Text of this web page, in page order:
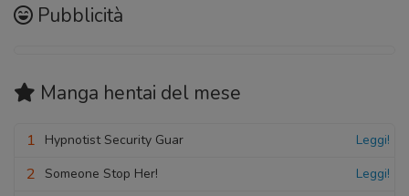
Pubblicità
Manga hentai del mese
1 Hypnotist Security Guar Leggi!
2 Someone Stop Her! Leggi!